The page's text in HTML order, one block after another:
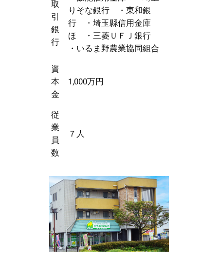
取
引
銀
行
りそな銀行 ・東和銀
行 ・埼玉縣信用金庫
ほ ・三菱ＵＦＪ銀行
・いるま野農業協同組合
資
本
金
1,000万円
従
業
員
数
７人